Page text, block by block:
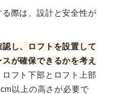
際は、設計と安全性が
し、ロフトを設置して
が確保できるかを考え
フト下部とロフト上部
以上の高さが必要で